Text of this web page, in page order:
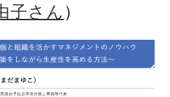
子さん ）